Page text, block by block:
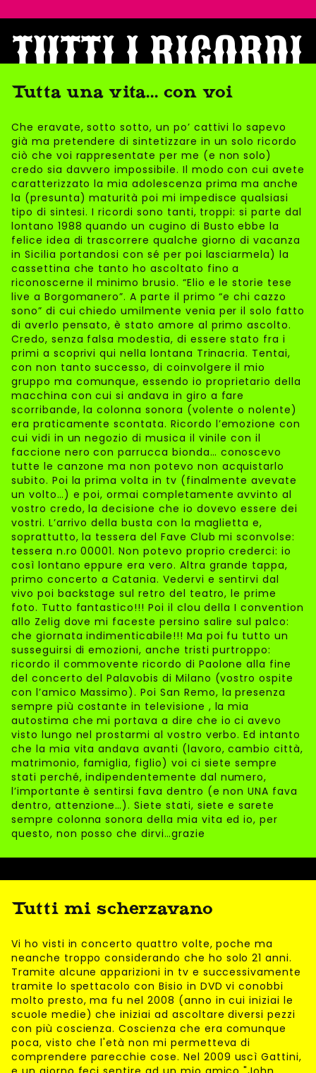
TUTTI I RICORDI
Tutta una vita... con voi
Che eravate, sotto sotto, un po’ cattivi lo sapevo
già ma pretendere di sintetizzare in un solo ricordo
ciò che voi rappresentate per me (e non solo)
credo sia davvero impossibile. Il modo con cui avete
caratterizzato la mia adolescenza prima ma anche
la (presunta) maturità poi mi impedisce qualsiasi
tipo di sintesi. I ricordi sono tanti, troppi: si parte dal
lontano 1988 quando un cugino di Busto ebbe la
felice idea di trascorrere qualche giorno di vacanza
in Sicilia portandosi con sé per poi lasciarmela) la
cassettina che tanto ho ascoltato fino a
riconoscerne il minimo brusio. “Elio e le storie tese
live a Borgomanero”. A parte il primo “e chi cazzo
sono” di cui chiedo umilmente venia per il solo fatto
di averlo pensato, è stato amore al primo ascolto.
Credo, senza falsa modestia, di essere stato fra i
primi a scoprivi qui nella lontana Trinacria. Tentai,
con non tanto successo, di coinvolgere il mio
gruppo ma comunque, essendo io proprietario della
macchina con cui si andava in giro a fare
scorribande, la colonna sonora (volente o nolente)
era praticamente scontata. Ricordo l’emozione con
cui vidi in un negozio di musica il vinile con il
faccione nero con parrucca bionda… conoscevo
tutte le canzone ma non potevo non acquistarlo
subito. Poi la prima volta in tv (finalmente avevate
un volto…) e poi, ormai completamente avvinto al
vostro credo, la decisione che io dovevo essere dei
vostri. L’arrivo della busta con la maglietta e,
soprattutto, la tessera del Fave Club mi sconvolse:
tessera n.ro 00001. Non potevo proprio crederci: io
così lontano eppure era vero. Altra grande tappa,
primo concerto a Catania. Vedervi e sentirvi dal
vivo poi backstage sul retro del teatro, le prime
foto. Tutto fantastico!!! Poi il clou della I convention
allo Zelig dove mi faceste persino salire sul palco:
che giornata indimenticabile!!! Ma poi fu tutto un
susseguirsi di emozioni, anche tristi purtroppo:
ricordo il commovente ricordo di Paolone alla fine
del concerto del Palavobis di Milano (vostro ospite
con l’amico Massimo). Poi San Remo, la presenza
sempre più costante in televisione , la mia
autostima che mi portava a dire che io ci avevo
visto lungo nel prostarmi al vostro verbo. Ed intanto
che la mia vita andava avanti (lavoro, cambio città,
matrimonio, famiglia, figlio) voi ci siete sempre
stati perché, indipendentemente dal numero,
l’importante è sentirsi fava dentro (e non UNA fava
dentro, attenzione…). Siete stati, siete e sarete
sempre colonna sonora della mia vita ed io, per
questo, non posso che dirvi…grazie
Tutti mi scherzavano
Vi ho visti in concerto quattro volte, poche ma
neanche troppo considerando che ho solo 21 anni.
Tramite alcune apparizioni in tv e successivamente
tramite lo spettacolo con Bisio in DVD vi conobbi
molto presto, ma fu nel 2008 (anno in cui iniziai le
scuole medie) che iniziai ad ascoltare diversi pezzi
con più coscienza. Coscienza che era comunque
poca, visto che l'età non mi permetteva di
comprendere parecchie cose. Nel 2009 uscì Gattini,